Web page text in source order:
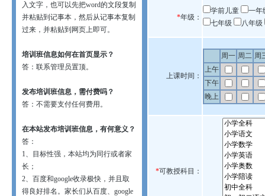
入文字，也可以先把word的文段复制
并粘贴到记事本，然后从记事本复制
过来，并粘贴到网页上即可。
培训班信息如何在首页显示？
答：联系管理员置顶。
发布培训班信息，需付费吗？
答：不需要支付任何费用。
在本站发布培训班信息，有何意义？
答：
1、目标性强，本站均为同行或者家
长；
2、百度和google收录极快，并且取
得良好排名。家长们从百度、google
*年级：
学前儿童
一
七年级
八年级
上课时间：
周一 周二 周
上午
下午
晚上
*可教授科目：